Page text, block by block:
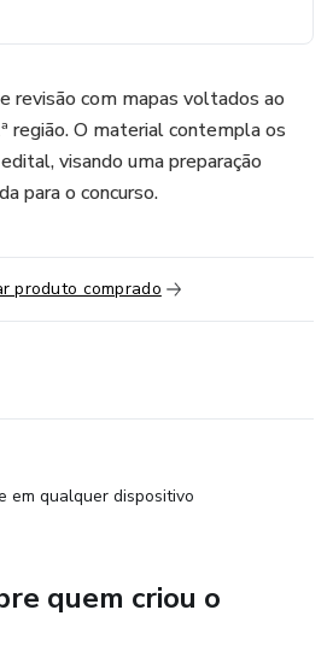
revisão com mapas voltados ao
região. O material contempla os
visando uma preparação
para o concurso.
produto comprado
em qualquer dispositivo
quem criou o